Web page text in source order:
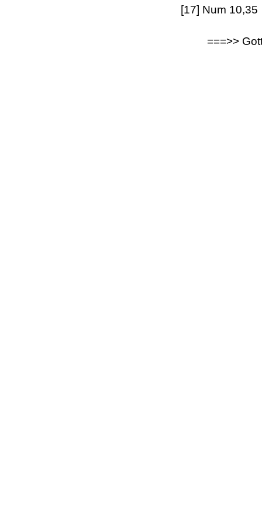
[17] Num 10,35
===>>